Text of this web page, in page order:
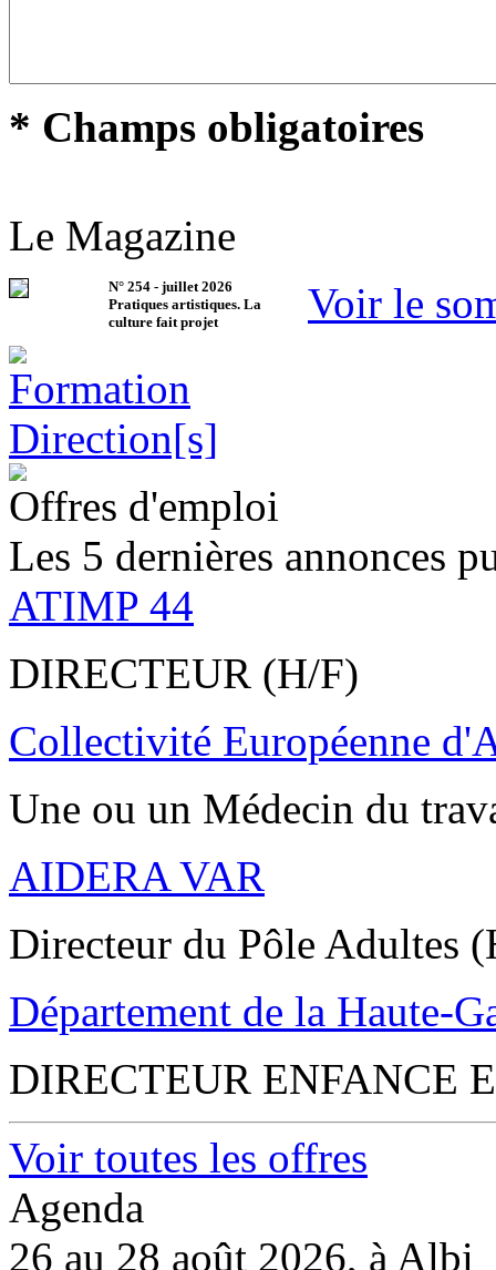
* Champs obligatoires
Le Magazine
N° 254 - juillet 2026
Pratiques artistiques. La
culture fait projet
Voir le
Offres d'emploi
Les 5 dernières annonces
ATIMP 44
DIRECTEUR (H/F)
Collectivité Européenne
Une ou un Médecin du
AIDERA VAR
Directeur du Pôle Adultes
Département de la Haute-
DIRECTEUR ENFANCE
Voir toutes les offres
Agenda
26 au 28 août 2026, à Albi